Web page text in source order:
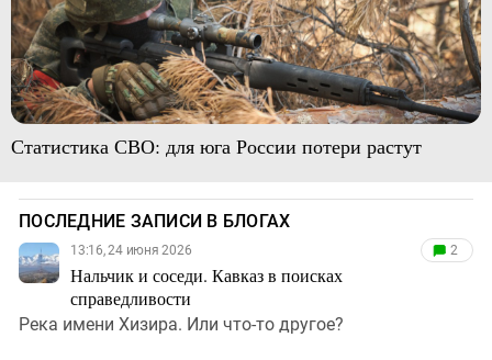
Статистика СВО: для юга России потери растут
ПОСЛЕДНИЕ ЗАПИСИ В БЛОГАХ
13:16, 24 июня 2026
Нальчик и соседи. Кавказ в поисках
справедливости
2
Река имени Хизира. Или что-то другое?